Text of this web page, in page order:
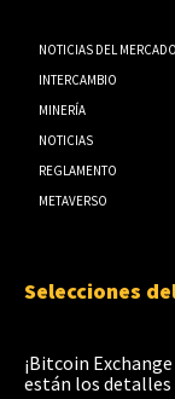
NOTICIAS DEL MERCADO
INTERCAMBIO
MINERÍA
NOTICIAS
REGLAMENTO
METAVERSO
Selecciones
¡Bitcoin
están los detalles